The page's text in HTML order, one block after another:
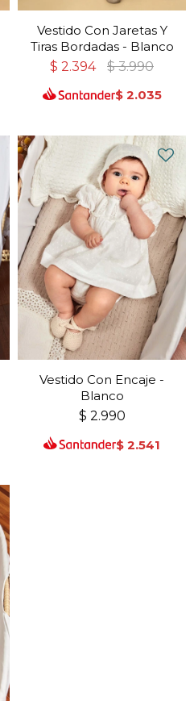
Vestido Con Jaretas Y
Tiras Bordadas - Blanco
$ 2.394 $ 3.990
$ 2.035
Vestido Con Encaje -
Blanco
$ 2.990
$ 2.541